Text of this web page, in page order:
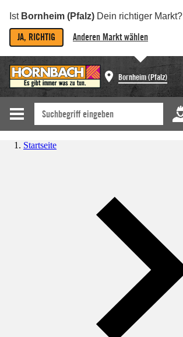
Ist Bornheim (Pfalz) Dein richtiger Markt?
JA, RICHTIG Anderen Markt wählen
Bornheim (Pfalz)
Startseite